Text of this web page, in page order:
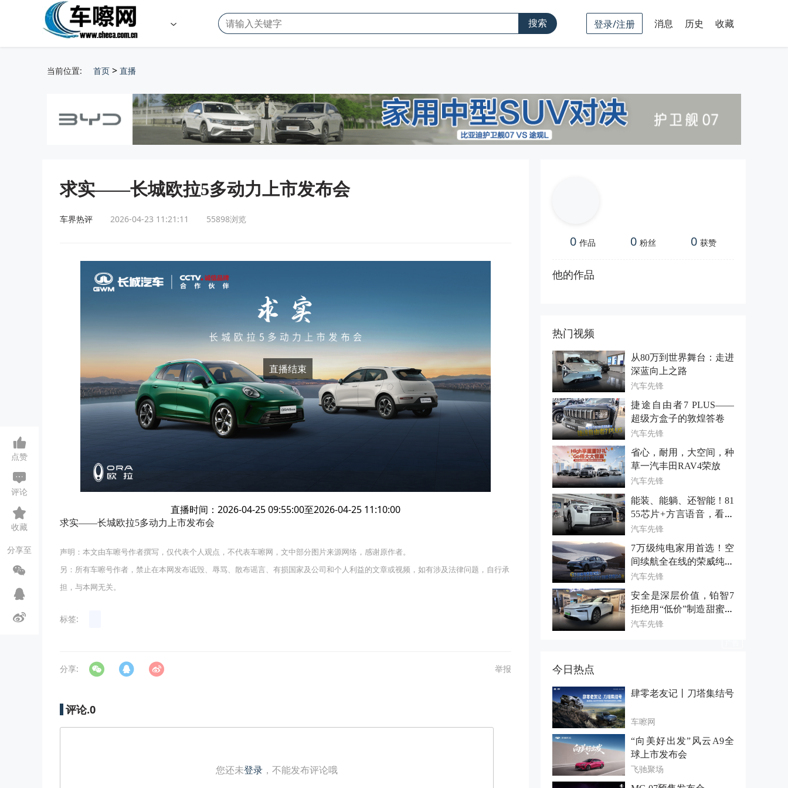
搜索 登录/注册 消息 历史 收藏
当前位置: 首页 > 直播
求实——长城欧拉5多动力上市发布会
车界热评 2026-04-23 11:21:11 55898浏览
直播结束
直播时间：2026-04-25 09:55:00至2026-04-25 11:10:00
求实——长城欧拉5多动力上市发布会
声明：本文由车嚓号作者撰写，仅代表个人观点，不代表车嚓网，文中部分图片来源网络，感谢原作者。
另：所有车嚓号作者，禁止在本网发布诋毁、辱骂、散布谣言、有损国家及公司和个人利益的文章或视频，如有涉及法律问题，自行承
担，与本网无关。
标签:
分享: 举报
评论.0
您还未登录 ，不能发布评论哦
0 作品 0 粉丝 0 获赞
他的作品
热门视频
从80万到世界舞台：走进
深蓝向上之路
汽车先锋
捷途自由者7 PLUS——
超级方盒子的敦煌答卷
汽车先锋
省心，耐用，大空间，种
草一汽丰田RAV4荣放
汽车先锋
能装、能躺、还智能！81
55芯片+方言语音，看全
能且优惠的全新荣放！
汽车先锋
7万级纯电家用首选！空
间续航全在线的荣威纯电
D6
汽车先锋
安全是深层价值，铂智7
拒绝用“低价”制造甜蜜陷
阱
汽车先锋
今日热点
肆零老友记丨刀塔集结号
车嚓网
“向美好出发”风云A9全
球上市发布会
飞驰聚场
点赞
评论
收藏
分享至